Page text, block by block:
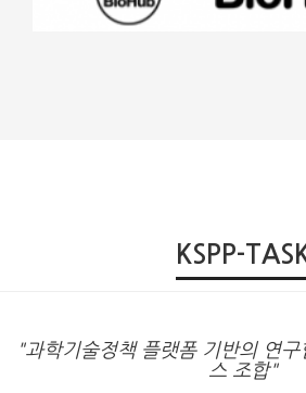
KSPP-
"과학기술정책 플랫폼 기반의 연
스 조합"